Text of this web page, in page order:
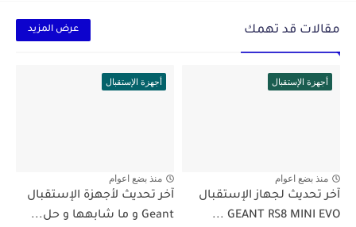
مقالات قد تهمك عرض المزيد
أجهزة الإستقبال
منذ بضع اعوام
آخر تحديث لجهاز الإستقبال
GEANT RS8 MINI EVO ...
أجهزة الإستقبال
منذ بضع اعوام
آخر تحديث لأجهزة الإستقبال
Geant و ما شابهها و حل...